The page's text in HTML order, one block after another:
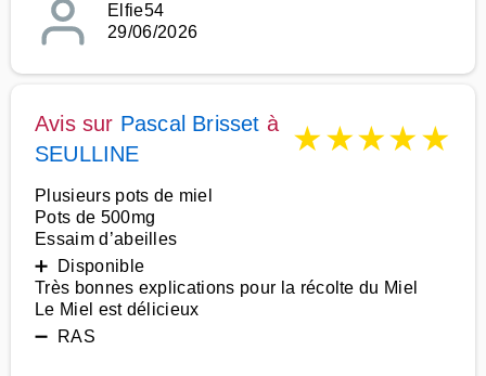
Elfie54
29/06/2026
Avis sur Pascal Brisset à
SEULLINE
★★★★★
Plusieurs pots de miel
Pots de 500mg
Essaim d’abeilles
➕ Disponible
Très bonnes explications pour la récolte du Miel
Le Miel est délicieux
➖ RAS